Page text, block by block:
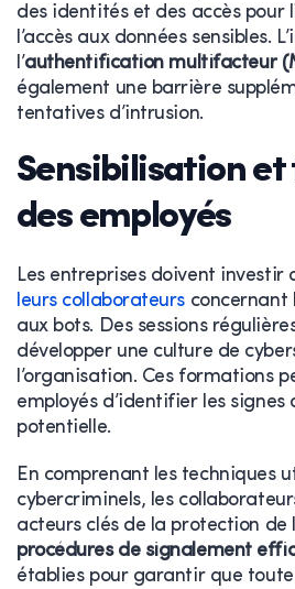
des identités et des accès
l’accès aux données sensibles.
l’authentification multifacteur
également une barrière
tentatives d’intrusion.
Sensibilisation
des employés
Les entreprises doivent investir
leurs collaborateurs concernant
aux bots. Des sessions
développer une culture de
l’organisation. Ces formations
employés d’identifier les signes
potentielle.
En comprenant les techniques
cybercriminels, les
acteurs clés de la protection de
procédures de signalement
établies pour garantir que